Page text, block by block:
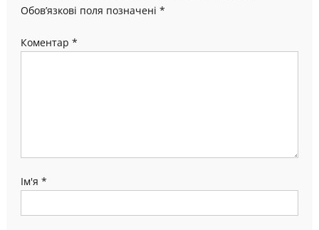
Обов’язкові поля позначені *
Коментар *
Ім'я *